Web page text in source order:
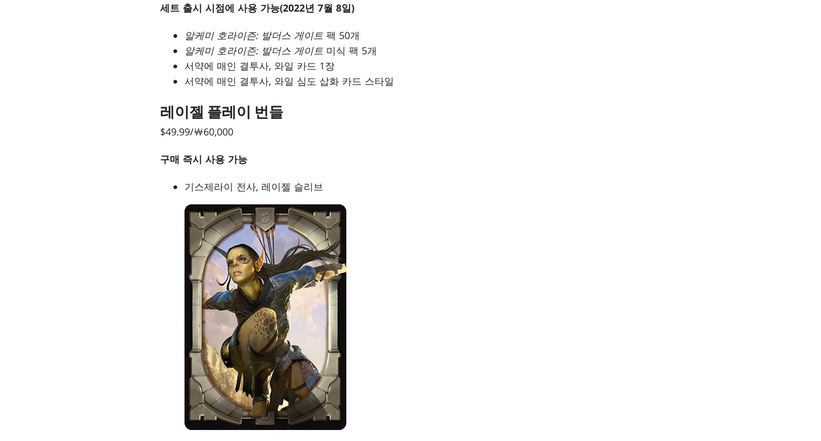
세트 출시 시점에 사용 가능(2022년 7월 8일)
알케미 호라이즌: 발더스 게이트 팩 50개
알케미 호라이즌: 발더스 게이트 미식 팩 5개
서약에 매인 결투사, 와일 카드 1장
서약에 매인 결투사, 와일 심도 삽화 카드 스타일
레이젤 플레이 번들
$49.99/￦60,000
구매 즉시 사용 가능
기스제라이 전사, 레이젤 슬리브